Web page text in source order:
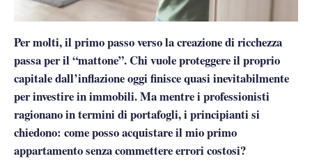
Per molti, il primo passo verso la creazione di ricchezza
passa per il “mattone”. Chi vuole proteggere il proprio
capitale dall’inflazione oggi finisce quasi inevitabilmente
per investire in immobili. Ma mentre i professionisti
ragionano in termini di portafogli, i principianti si
chiedono: come posso acquistare il mio primo
appartamento senza commettere errori costosi?